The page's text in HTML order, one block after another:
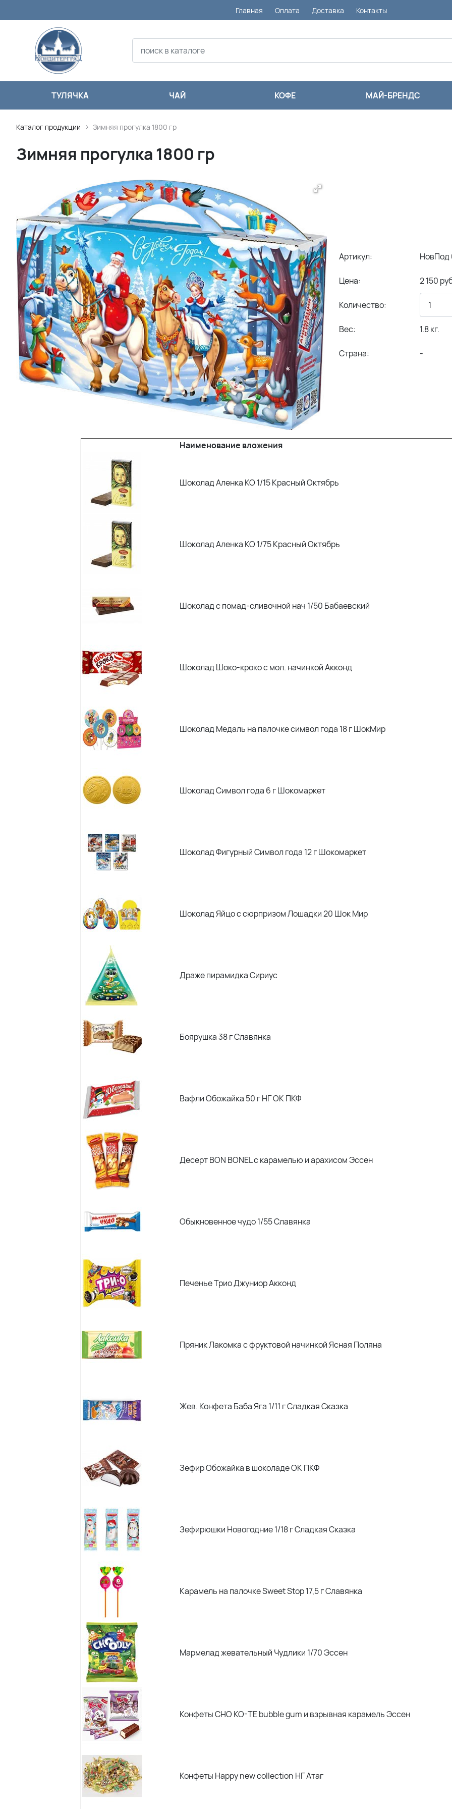
Главная Оплата Доставка Контакты
ТУЛЯЧКА ЧАЙ КОФЕ МАЙ-БРЕНДС
Каталог продукции Зимняя прогулка 1800 гр
Зимняя прогулка 1800 гр
Артикул: НовПод
Цена: 2 150
Количество:
Вес: 1.8 кг.
Страна: -
Наименование вложения
Шоколад Аленка КО 1/15 Красный Октябрь
Шоколад Аленка КО 1/75 Красный Октябрь
Шоколад с помад-сливочной нач 1/50 Бабаевский
Шоколад Шоко-кроко с мол. начинкой Акконд
Шоколад Медаль на палочке символ года 18 г ШокМир
Шоколад Символ года 6 г Шокомаркет
Шоколад Фигурный Символ года 12 г Шокомаркет
Шоколад Яйцо с сюрпризом Лошадки 20 Шок Мир
Драже пирамидка Сириус
Боярушка 38 г Славянка
Вафли Обожайка 50 г НГ ОК ПКФ
Десерт BON BONEL с карамелью и арахисом Эссен
Обыкновенное чудо 1/55 Славянка
Печенье Трио Джуниор Акконд
Пряник Лакомка с фруктовой начинкой Ясная Поляна
Жев. Конфета Баба Яга 1/11 г Сладкая Сказка
Зефир Обожайка в шоколаде ОК ПКФ
Зефирюшки Новогодние 1/18 г Сладкая Сказка
Карамель на палочке Sweet Stop 17,5 г Славянка
Мармелад жевательный Чудлики 1/70 Эссен
Конфеты CHO KO-TE bubble gum и взрывная карамель Эссен
Конфеты Happy new collection НГ Атаг